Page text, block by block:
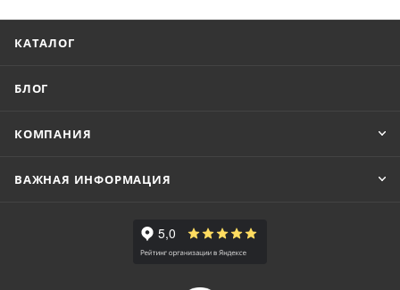
КАТАЛОГ
БЛОГ
КОМПАНИЯ
ВАЖНАЯ ИНФОРМАЦИЯ